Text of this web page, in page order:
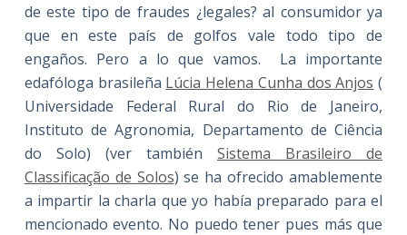
de este tipo de fraudes ¿legales? al consumidor ya
que en este país de golfos vale todo tipo de
engaños. Pero a lo que vamos. La importante
edafóloga brasileña Lúcia Helena Cunha dos Anjos (
Universidade Federal Rural do Rio de Janeiro,
Instituto de Agronomia, Departamento de Ciência
do Solo) (ver tambiénSistema Brasileiro de
Classificação de Solos) se ha ofrecido amablemente
a impartir la charla que yo había preparado para el
mencionado evento. No puedo tener pues más que